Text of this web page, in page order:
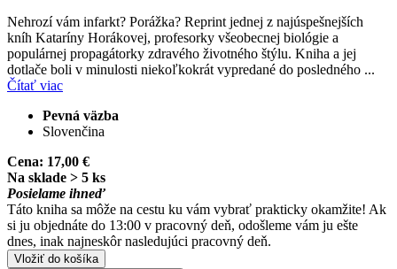
Nehrozí vám infarkt? Porážka? Reprint jednej z najúspešnejších
kníh Kataríny Horákovej, profesorky všeobecnej biológie a
populárnej propagátorky zdravého životného štýlu. Kniha a jej
dotlače boli v minulosti niekoľkokrát vypredané do posledného ...
Čítať viac
Pevná väzba
Slovenčina
Cena: 17,00 €
Na sklade > 5 ks
Posielame ihneď
Táto kniha sa môže na cestu ku vám vybrať prakticky okamžite! Ak
si ju objednáte do 13:00 v pracovný deň, odošleme vám ju ešte
dnes, inak najneskôr nasledujúci pracovný deň.
Vložiť do košíka